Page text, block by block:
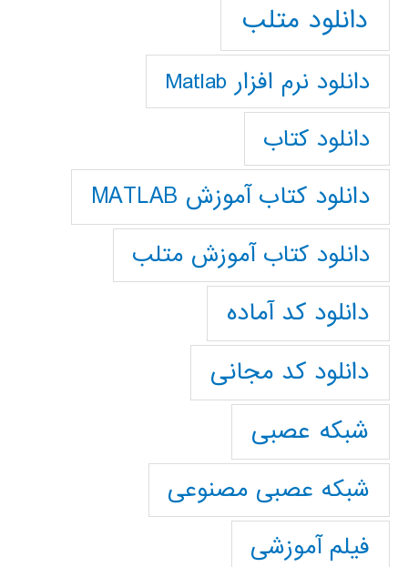
دانلود متلب
دانلود نرم افزار Matlab
دانلود کتاب
دانلود کتاب آموزش MATLAB
دانلود کتاب آموزش متلب
دانلود کد آماده
دانلود کد مجانی
شبکه عصبی
شبکه عصبی مصنوعی
فیلم آموزشی